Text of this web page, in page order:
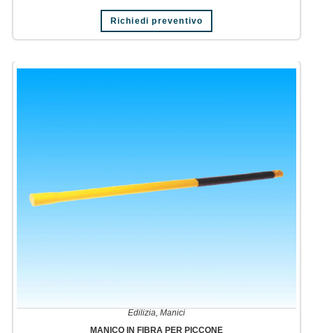
Richiedi preventivo
Edilizia, Manici
MANICO IN FIBRA PER PICCONE